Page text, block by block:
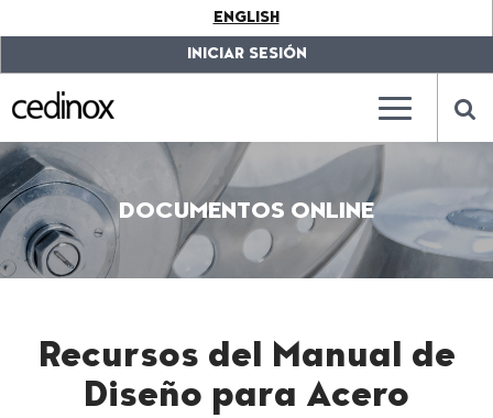
label.access.jump.content???
???
label.access.jump.header???
label.access.jump.footer???
???
label.access.jump.menu???
ENGLISH
INICIAR SESIÓN
???
???
DOCUMENTOS ONLINE
Recursos del Manual de
Diseño para Acero